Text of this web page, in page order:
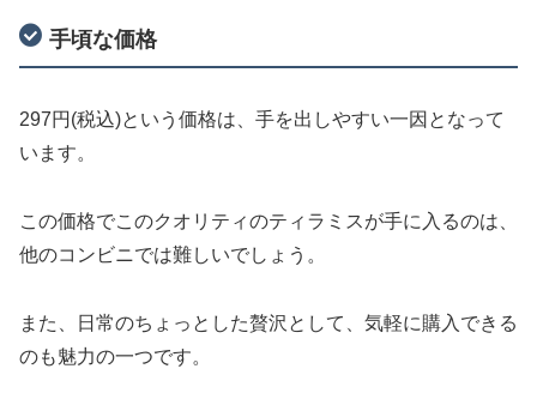
手頃な価格
297円(税込)という価格は、手を出しやすい一因となって
います。
この価格でこのクオリティのティラミスが手に入るのは、
他のコンビニでは難しいでしょう。
また、日常のちょっとした贅沢として、気軽に購入できる
のも魅力の一つです。